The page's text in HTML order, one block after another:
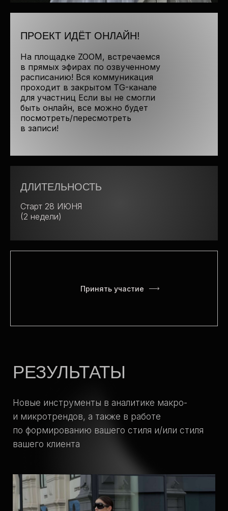
Принять участие
ПРОЕКТ ИДЁТ ОНЛАЙН!
На площадке ZOOM, встречаемся
в прямых эфирах по озвученному
расписанию! Вся коммуникация
проходит в закрытом TG-канале
для участниц Если вы не смогли
быть онлайн, все можно будет
посмотреть/пересмотреть
в записи!
ДЛИТЕЛЬНОСТЬ
Старт 28 ИЮНЯ
(2 недели)
вашего клиента
«MINIMUM»
Online-сертификат об окончании
19 000
«MAXIMUM»
7 лекций интенсива
Итоговый эфир проекта
Визуал-презентации проекта (остаются
у вас навсегда)
Special эфир с Лесей Пятибратовой
Принять участие